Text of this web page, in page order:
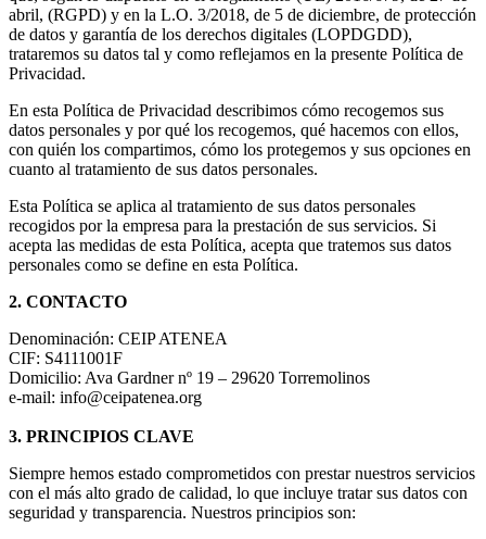
abril, (RGPD) y en la L.O. 3/2018, de 5 de diciembre, de protección
de datos y garantía de los derechos digitales (LOPDGDD),
trataremos su datos tal y como reflejamos en la presente Política de
Privacidad.
En esta Política de Privacidad describimos cómo recogemos sus
datos personales y por qué los recogemos, qué hacemos con ellos,
con quién los compartimos, cómo los protegemos y sus opciones en
cuanto al tratamiento de sus datos personales.
Esta Política se aplica al tratamiento de sus datos personales
recogidos por la empresa para la prestación de sus servicios. Si
acepta las medidas de esta Política, acepta que tratemos sus datos
personales como se define en esta Política.
2. CONTACTO
Denominación: CEIP ATENEA
CIF: S4111001F
Domicilio: Ava Gardner nº 19 – 29620 Torremolinos
e-mail: info@ceipatenea.org
3. PRINCIPIOS CLAVE
Siempre hemos estado comprometidos con prestar nuestros servicios
con el más alto grado de calidad, lo que incluye tratar sus datos con
seguridad y transparencia. Nuestros principios son: